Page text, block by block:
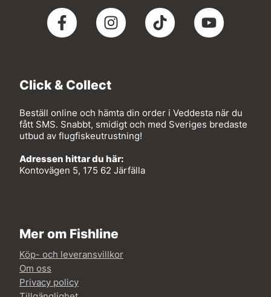
Click & Collect
Beställ online och hämta din order i Veddesta när du
fått SMS. Snabbt, smidigt och med Sveriges bredaste
utbud av flugfiskeutrustning!
Adressen hittar du här:
Kontovägen 5, 175 62 Järfälla
Mer om Fishline
Köp- och leveransvillkor
Om oss
Privacy policy